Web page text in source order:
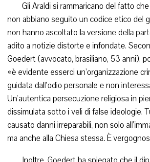
Gli Araldi si rammaricano del fatto
non abbiano seguito un codice etico del
non hanno ascoltato la versione della
adito a notizie distorte e infondate.
Goedert (avvocato, brasiliano, 53 anni),
«è evidente esserci un’organizzazione
guidata dall’odio personale e non
Un’autentica persecuzione religiosa in
dissimulata sotto i veli di false ideologie.
causato danni irreparabili, non solo
ma anche alla Chiesa stessa. È